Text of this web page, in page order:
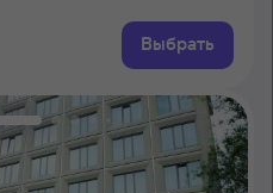
Выбрать